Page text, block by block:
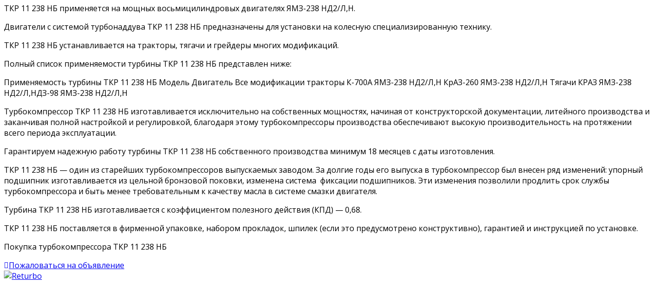
ТКР 11 238 НБ применяется на мощных восьмицилиндровых двигателях ЯМЗ-238 НД2/Л,Н.
Двигатели с системой турбонаддува ТКР 11 238 НБ предназначены для установки на колесную специализированную технику.
ТКР 11 238 НБ устанавливается на тракторы, тягачи и грейдеры многих модификаций.
Полный список применяемости турбины ТКР 11 238 НБ представлен ниже:
Применяемость турбины ТКР 11 238 НБ Модель Двигатель Все модификации тракторы К-700А ЯМЗ-238 НД2/Л,Н КрАЗ-260 ЯМЗ-238 НД2/Л,Н Тягачи КРАЗ ЯМЗ-238
НД2/Л,НДЗ-98 ЯМЗ-238 НД2/Л,Н
Турбокомпрессор ТКР 11 238 НБ изготавливается исключительно на собственных мощностях, начиная от конструкторской документации, литейного производства и
заканчивая полной настройкой и регулировкой, благодаря этому турбокомпрессоры производства обеспечивают высокую производительность на протяжении
всего периода эксплуатации.
Гарантируем надежную работу турбины ТКР 11 238 НБ собственного производства минимум 18 месяцев с даты изготовления.
ТКР 11 238 НБ — один из старейших турбокомпрессоров выпускаемых заводом. За долгие годы его выпуска в турбокомпрессор был внесен ряд изменений: упорный
подшипник изготавливается из цельной бронзовой поковки, изменена система фиксации подшипников. Эти изменения позволили продлить срок службы
турбокомпрессора и быть менее требовательным к качеству масла в системе смазки двигателя.
Турбина ТКР 11 238 НБ изготавливается с коэффициентом полезного действия (КПД) — 0,68.
ТКР 11 238 НБ поставляется в фирменной упаковке, набором прокладок, шпилек (если это предусмотрено конструктивно), гарантией и инструкцией по установке.
Покупка турбокомпрессора ТКР 11 238 НБ
Пожаловаться на объявление